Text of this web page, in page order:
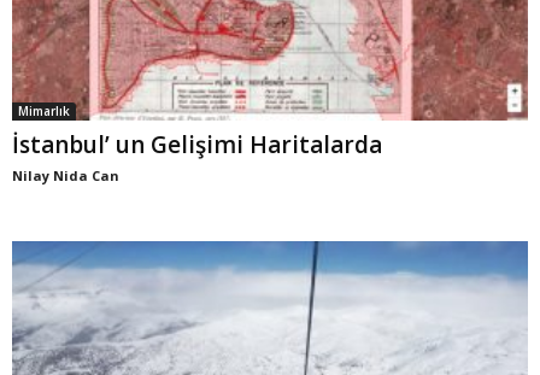
Mimarlık
İstanbul’ un Gelişimi Haritalarda
Nilay Nida Can